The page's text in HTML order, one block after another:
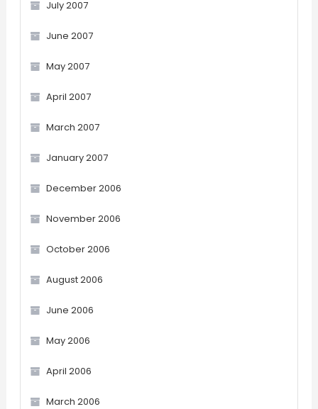
July 2007
June 2007
May 2007
April 2007
March 2007
January 2007
December 2006
November 2006
October 2006
August 2006
June 2006
May 2006
April 2006
March 2006